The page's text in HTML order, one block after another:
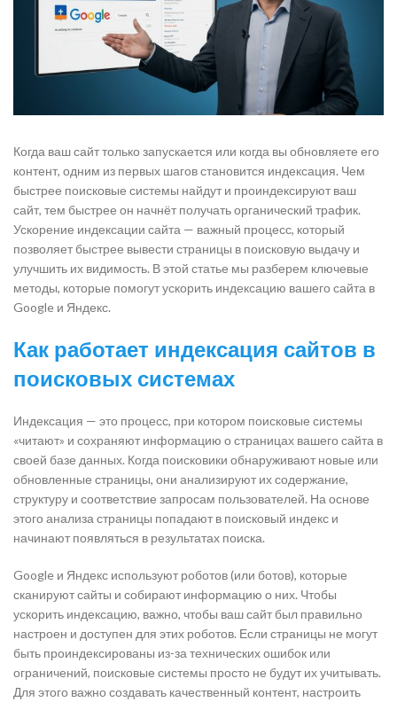
Когда ваш сайт только запускается или когда вы обновляете его
контент, одним из первых шагов становится индексация. Чем
быстрее поисковые системы найдут и проиндексируют ваш
сайт, тем быстрее он начнёт получать органический трафик.
Ускорение индексации сайта — важный процесс, который
позволяет быстрее вывести страницы в поисковую выдачу и
улучшить их видимость. В этой статье мы разберем ключевые
методы, которые помогут ускорить индексацию вашего сайта в
Google и Яндекс.
Как работает индексация сайтов в
поисковых системах
Индексация — это процесс, при котором поисковые системы
«читают» и сохраняют информацию о страницах вашего сайта в
своей базе данных. Когда поисковики обнаруживают новые или
обновленные страницы, они анализируют их содержание,
структуру и соответствие запросам пользователей. На основе
этого анализа страницы попадают в поисковый индекс и
начинают появляться в результатах поиска.
Google и Яндекс используют роботов (или ботов), которые
сканируют сайты и собирают информацию о них. Чтобы
ускорить индексацию, важно, чтобы ваш сайт был правильно
настроен и доступен для этих роботов. Если страницы не могут
быть проиндексированы из-за технических ошибок или
ограничений, поисковые системы просто не будут их учитывать.
Для этого важно создавать качественный контент, настроить